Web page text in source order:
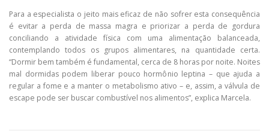
Para a especialista o jeito mais eficaz de não sofrer esta consequência
é evitar a perda de massa magra e priorizar a perda de gordura
conciliando a atividade física com uma alimentação balanceada,
contemplando todos os grupos alimentares, na quantidade certa.
“Dormir bem também é fundamental, cerca de 8 horas por noite. Noites
mal dormidas podem liberar pouco hormônio leptina – que ajuda a
regular a fome e a manter o metabolismo ativo – e, assim, a válvula de
escape pode ser buscar combustível nos alimentos”, explica Marcela.